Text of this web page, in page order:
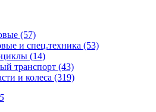
(57)
и спец.техника (53)
(14)
транспорт (43)
и колеса (319)